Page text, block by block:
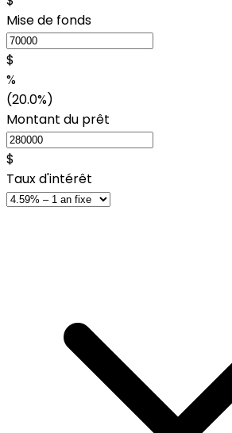
Mise de fonds
$
%
(20.0%)
Montant du prêt
$
Taux d'intérêt